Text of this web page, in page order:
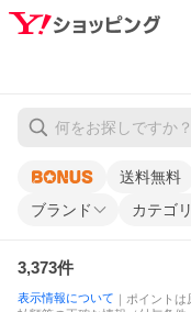
送料無料
ブランド カテゴリ
3,373件
表示情報について ｜ポイント